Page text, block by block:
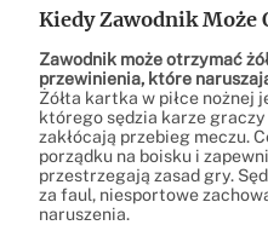
Kiedy Zawodnik Może
Zawodnik może otrzymać
przewinienia, które
Żółta kartka w piłce nożnej
którego sędzia karze
zakłócają przebieg meczu.
porządku na boisku i
przestrzegają zasad gry.
za faul, niesportowe
naruszenia.